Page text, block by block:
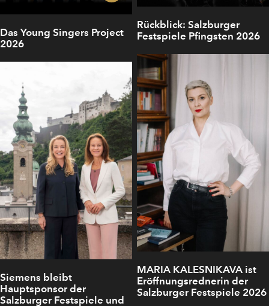
Das Young Singers Project
2026
Rückblick: Salzburger
Festspiele Pfingsten 2026
MARIA KALESNIKAVA ist
Eröffnungsrednerin der
Salzburger Festspiele 2026
Siemens bleibt
Hauptsponsor der
Salzburger Festspiele und